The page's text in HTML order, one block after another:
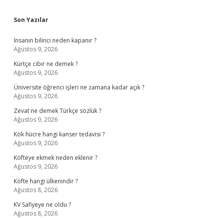
Sidebar
Son Yazılar
İnsanın bilinci neden kapanır ?
Ağustos 9, 2026
Kürtçe cıbır ne demek ?
Ağustos 9, 2026
Üniversite öğrenci işleri ne zamana kadar açık ?
Ağustos 9, 2026
Zevat ne demek Türkçe sözlük ?
Ağustos 9, 2026
Kök hücre hangi kanser tedavisi ?
Ağustos 9, 2026
Köfteye ekmek neden eklenir ?
Ağustos 9, 2026
Köfte hangi ülkenindir ?
Ağustos 8, 2026
KV Safiyeye ne oldu ?
Ağustos 8, 2026